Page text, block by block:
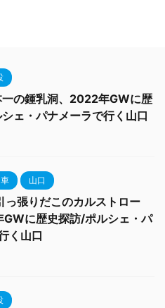
の鍾乳洞、2022年GWに歴
ェ・パナメーラで行く山口
山口
っ張りだこのカルストロー
GWに歴史探訪/ポルシェ・パ
く山口